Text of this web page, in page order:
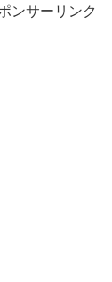
ンサーリンク